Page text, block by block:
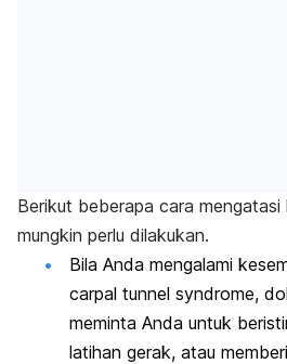
Berikut beberapa cara mengatasi
mungkin perlu dilakukan.
Bila Anda mengalami
carpal tunnel syndrome,
meminta Anda untuk
latihan gerak, atau